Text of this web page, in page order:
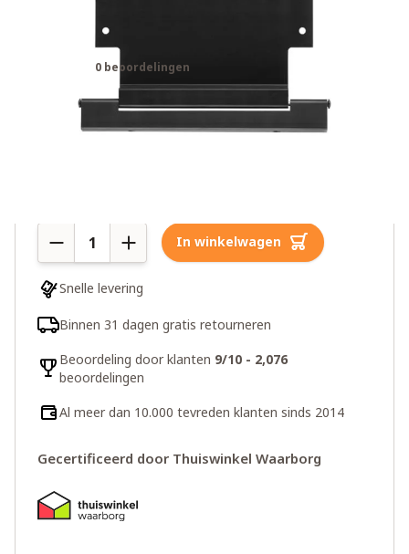
Mounting Bracket
0 beoordelingen
€9,99
2 op voorraad
In winkelwagen
Snelle levering
Binnen 31 dagen gratis retourneren
Beoordeling door klanten 9/10 - 2,076
beoordelingen
Al meer dan 10.000 tevreden klanten sinds 2014
Gecertificeerd door Thuiswinkel Waarborg